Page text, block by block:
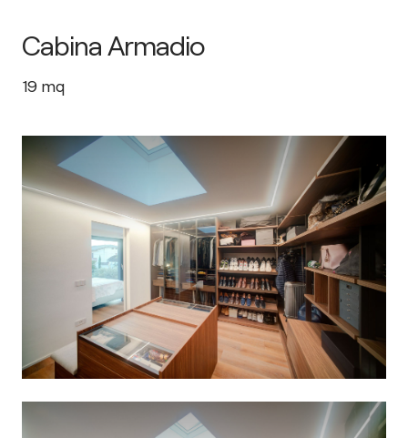
Cabina Armadio
19 mq